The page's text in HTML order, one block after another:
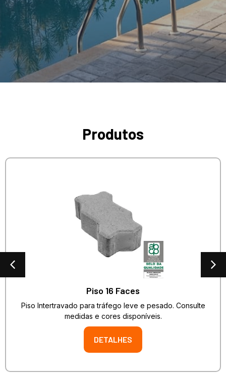
Produtos
Piso 16 Faces
Piso Intertravado para tráfego leve e pesado. Consulte
medidas e cores disponíveis.
DETALHES